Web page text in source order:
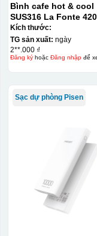
Bình cafe hot & cool
SUS316 La Fonte 420ml –
012775
Kích thước:
TG sản xuất: ngày
2**.000 ₫
Đăng kýhoặc Đăng nhậpđể
Sạc dự phòng Pisen